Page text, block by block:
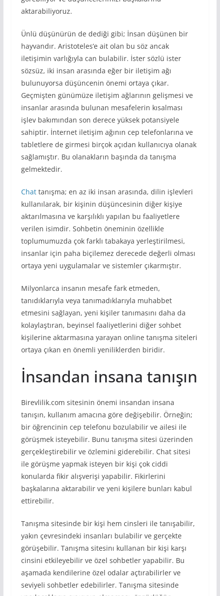
aktarabiliyoruz.
Ünlü düşünürün de dediği gibi; İnsan düşünen bir
hayvandır. Aristoteles’e ait olan bu söz ancak
iletişimin varlığıyla can bulabilir. İster sözlü ister
sözsüz, iki insan arasında eğer bir iletişim ağı
bulunuyorsa düşüncenin önemi ortaya çıkar.
Geçmişten günümüze iletişim ağlarının gelişmesi ve
insanlar arasında bulunan mesafelerin kısalması
işlev bakımından son derece yüksek potansiyele
sahiptir. İnternet iletişim ağının cep telefonlarına ve
tabletlere de girmesi birçok açıdan kullanıcıya olanak
sağlamıştır. Bu olanakların başında da tanışma
gelmektedir.
Chattanışma; en az iki insan arasında, dilin işlevleri
kullanılarak, bir kişinin düşüncesinin diğer kişiye
aktarılmasına ve karşılıklı yapılan bu faaliyetlere
verilen isimdir. Sohbetin öneminin özellikle
toplumumuzda çok farklı tabakaya yerleştirilmesi,
insanlar için paha biçilemez derecede değerli olması
ortaya yeni uygulamalar ve sistemler çıkarmıştır.
Milyonlarca insanın mesafe fark etmeden,
tanıdıklarıyla veya tanımadıklarıyla muhabbet
etmesini sağlayan, yeni kişiler tanımasını daha da
kolaylaştıran, beyinsel faaliyetlerini diğer sohbet
kişilerine aktarmasına yarayan online tanışma siteleri
ortaya çıkan en önemli yeniliklerden biridir.
İnsandan insana tanışın
Birevlilik.com sitesinin önemi insandan insana
tanışın, kullanım amacına göre değişebilir. Örneğin;
bir öğrencinin cep telefonu bozulabilir ve ailesi ile
görüşmek isteyebilir. Bunu tanışma sitesi üzerinden
gerçekleştirebilir ve özlemini giderebilir. Chat sitesi
ile görüşme yapmak isteyen bir kişi çok ciddi
konularda fikir alışverişi yapabilir. Fikirlerini
başkalarına aktarabilir ve yeni kişilere bunları kabul
ettirebilir.
Tanışma sitesinde bir kişi hem cinsleri ile tanışabilir,
yakın çevresindeki insanları bulabilir ve gerçekte
görüşebilir. Tanışma sitesinı kullanan bir kişi karşı
cinsini etkileyebilir ve özel sohbetler yapabilir. Bu
aşamada kendilerine özel odalar açtırabilirler ve
seviyeli sohbetler edebilirler. Tanışma sitesinde